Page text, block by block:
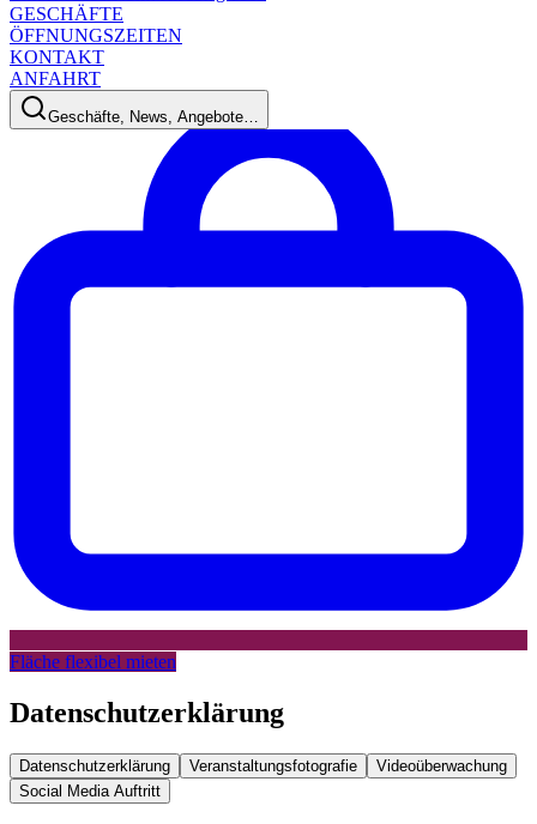
GESCHÄFTE
ÖFFNUNGSZEITEN
KONTAKT
ANFAHRT
Geschäfte, News, Angebote…
Fläche flexibel mieten
Datenschutzerklärung
Datenschutzerklärung Veranstaltungsfotografie
Videoüberwachung
Social Media Auftritt